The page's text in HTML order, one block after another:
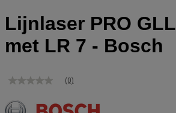
Lijnlaser PRO
met LR 7 - Bosch
Geen
Dezelfde
(0)